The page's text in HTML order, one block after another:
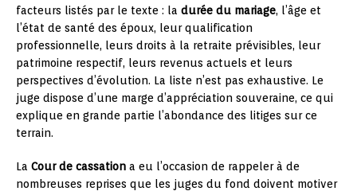
facteurs listés par le texte : la durée du mariage, l’âge et
l’état de santé des époux, leur qualification
professionnelle, leurs droits à la retraite prévisibles, leur
patrimoine respectif, leurs revenus actuels et leurs
perspectives d’évolution. La liste n’est pas exhaustive. Le
juge dispose d’une marge d’appréciation souveraine, ce qui
explique en grande partie l’abondance des litiges sur ce
terrain.
La Cour de cassation a eu l’occasion de rappeler à de
nombreuses reprises que les juges du fond doivent motiver